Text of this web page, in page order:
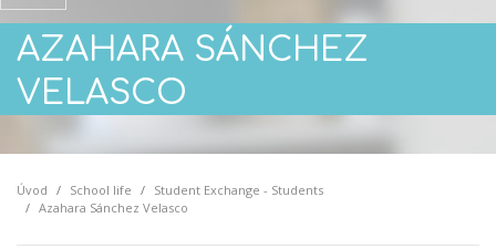
AZAHARA SÁNCHEZ
VELASCO
Úvod School life
Student Exchange - Students
Azahara Sánchez Velasco